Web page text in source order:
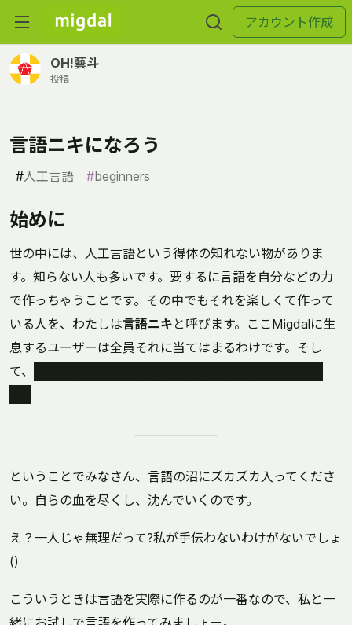
アカウント作成
OH!藝斗
投稿
言語ニキになろう
#人工言語 #beginners
始めに
世の中には、人工言語という得体の知れない物がありま
す。知らない人も多いです。要するに言語を自分などの力
で作っちゃうことです。その中でもそれを楽しくて作って
いる人を、わたしは言語ニキ と呼びます。ここMigdalに生
息するユーザーは全員それに当てはまるわけです。そし
て、
ということでみなさん、言語の沼にズカズカ入ってくださ
い。自らの血を尽くし、沈んでいくのです。
え？一人じゃ無理だって?私が手伝わないわけがないでしょ
()
こういうときは言語を実際に作るのが一番なので、私と一